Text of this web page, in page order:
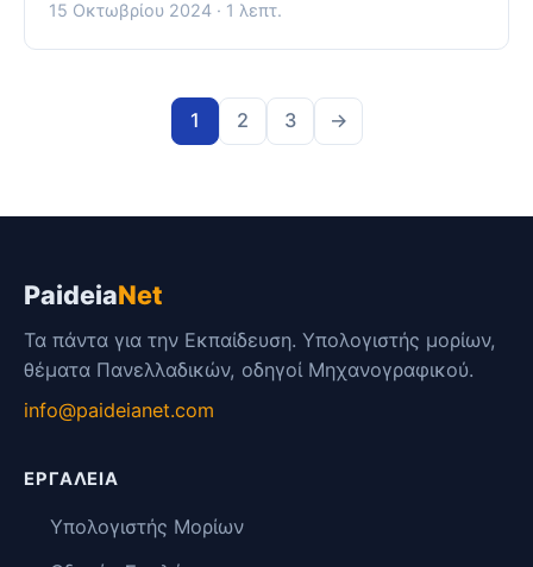
15 Οκτωβρίου 2024 · 1 λεπτ.
1 2 3 →
PaideiaNet
Τα πάντα για την Εκπαίδευση. Υπολογιστής μορίων,
θέματα Πανελλαδικών, οδηγοί Μηχανογραφικού.
info@paideianet.com
ΕΡΓΑΛΕΊΑ
Υπολογιστής Μορίων